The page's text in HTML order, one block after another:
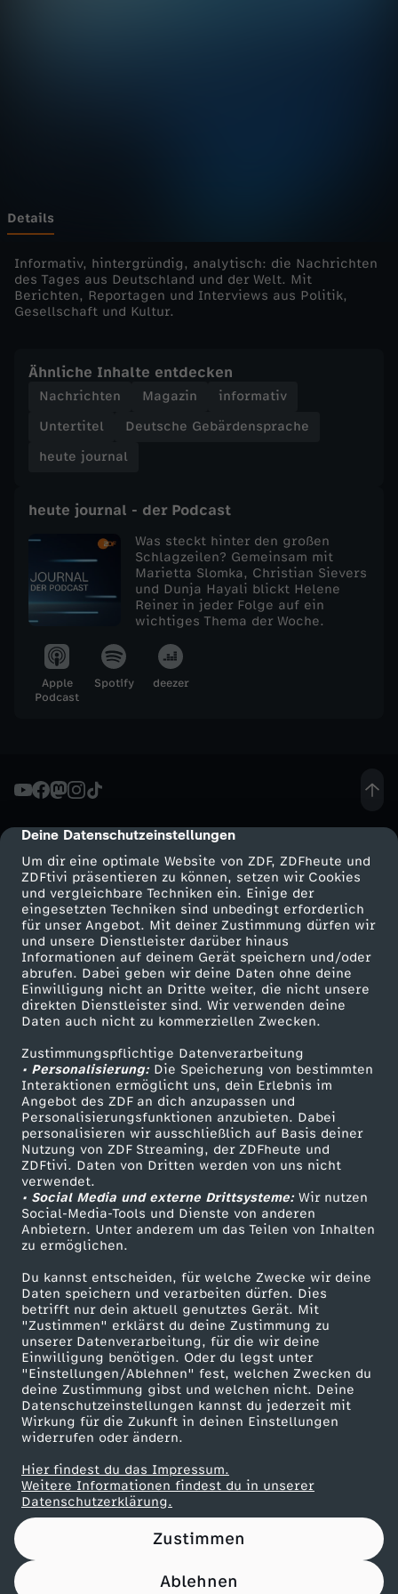
cmp-dialog-description
Deine Datenschutzeinstellungen
Um dir eine optimale Website von ZDF, ZDFheute und
ZDFtivi präsentieren zu können, setzen wir Cookies
und vergleichbare Techniken ein. Einige der
eingesetzten Techniken sind unbedingt erforderlich
für unser Angebot. Mit deiner Zustimmung dürfen wir
und unsere Dienstleister darüber hinaus
Informationen auf deinem Gerät speichern und/oder
abrufen. Dabei geben wir deine Daten ohne deine
Einwilligung nicht an Dritte weiter, die nicht unsere
direkten Dienstleister sind. Wir verwenden deine
Daten auch nicht zu kommerziellen Zwecken.
Zustimmungspflichtige Datenverarbeitung
• Personalisierung:Die Speicherung von bestimmten
Interaktionen ermöglicht uns, dein Erlebnis im
Angebot des ZDF an dich anzupassen und
Personalisierungsfunktionen anzubieten. Dabei
personalisieren wir ausschließlich auf Basis deiner
Nutzung von ZDF Streaming, der ZDFheute und
ZDFtivi. Daten von Dritten werden von uns nicht
verwendet.
• Social Media und externe Drittsysteme:Wir nutzen
Social-Media-Tools und Dienste von anderen
Anbietern. Unter anderem um das Teilen von Inhalten
zu ermöglichen.
Du kannst entscheiden, für welche Zwecke wir deine
Daten speichern und verarbeiten dürfen. Dies
betrifft nur dein aktuell genutztes Gerät. Mit
"Zustimmen" erklärst du deine Zustimmung zu
unserer Datenverarbeitung, für die wir deine
Einwilligung benötigen. Oder du legst unter
"Einstellungen/Ablehnen" fest, welchen Zwecken du
deine Zustimmung gibst und welchen nicht. Deine
Datenschutzeinstellungen kannst du jederzeit mit
Wirkung für die Zukunft in deinen Einstellungen
widerrufen oder ändern.
Hier findest du das Impressum.
Weitere Informationen findest du in unserer
Datenschutzerklärung.
Zustimmen
Ablehnen
-
h
e
t
e
o
u
r
n
a
v
o
m
5
.
J
u
n
i
2
0
2
6
Details
Informativ, hintergründig, analytisch: die Nachrichten
des Tages aus Deutschland und der Welt. Mit
Berichten, Reportagen und Interviews aus Politik,
Gesellschaft und Kultur.
Ähnliche Inhalte entdecken
Nachrichten Magazin
informativ
Untertitel
Deutsche Gebärdensprache
heute journal
heute journal - der Podcast
Was steckt hinter den großen
Schlagzeilen? Gemeinsam mit
Marietta Slomka, Christian Sievers
und Dunja Hayali blickt Helene
Reiner in jeder Folge auf ein
wichtiges Thema der Woche.
Apple
Podcast
Spotify deezer
Mehr ZDF
ZDF-Apps
Smart TV
ZDFtext
Livestreams
Sendungen A-Z
TV-Programm
Service
ZDFmitreden
Kontakt zum ZDF
Tickets
Zuschauerservice
Hilfe
ZDF Unternehmen
Karriere
ZDF goes Schule
Werbefernsehen
Mainzelmännchen
Partner